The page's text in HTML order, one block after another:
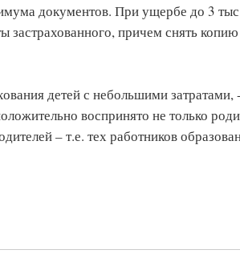
документов. При ущербе до 3
застрахованного, причем снять копию
детей с небольшими затратами,
воспринято не только
– т.е. тех работников